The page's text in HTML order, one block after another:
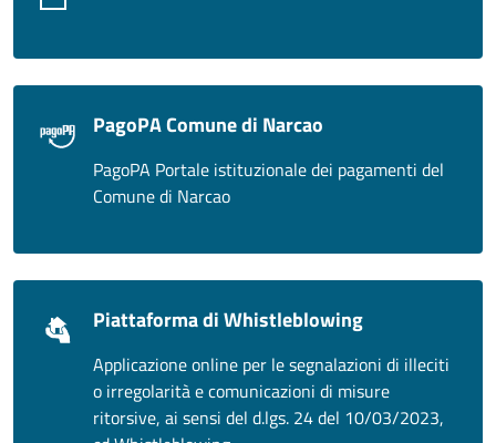
PagoPA Comune di Narcao
PagoPA Portale istituzionale dei pagamenti del
Comune di Narcao
Piattaforma di Whistleblowing
Applicazione online per le segnalazioni di illeciti
o irregolarità e comunicazioni di misure
ritorsive, ai sensi del d.lgs. 24 del 10/03/2023,